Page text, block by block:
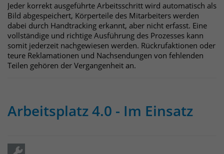
Jeder korrekt ausgeführte Arbeitsschritt wird automatisch als
Bild abgespeichert, Körperteile des Mitarbeiters werden
dabei durch Handtracking erkannt, aber nicht erfasst. Eine
vollständige und richtige Ausführung des Prozesses kann
somit jederzeit nachgewiesen werden. Rückrufaktionen oder
teure Reklamationen und Nachsendungen von fehlenden
Teilen gehören der Vergangenheit an.
Arbeitsplatz 4.0 - Im Einsatz